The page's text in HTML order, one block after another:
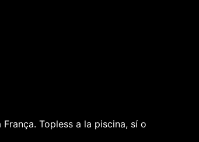
Topless a la piscina, sí o